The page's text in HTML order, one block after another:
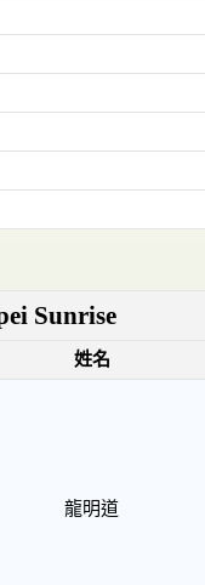
Sunrise
姓名
龍明道